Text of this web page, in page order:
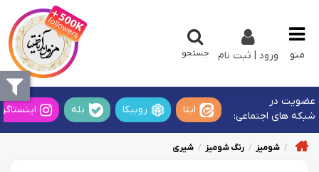
منو ورود | ثبت نام جستجو
عضویت در
شبکه های اجتماعی:
ایتا روبیکا بله
شومیز رنگ شومیز شیری